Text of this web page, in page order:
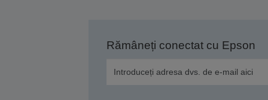
Rămâneți conectat cu Epson